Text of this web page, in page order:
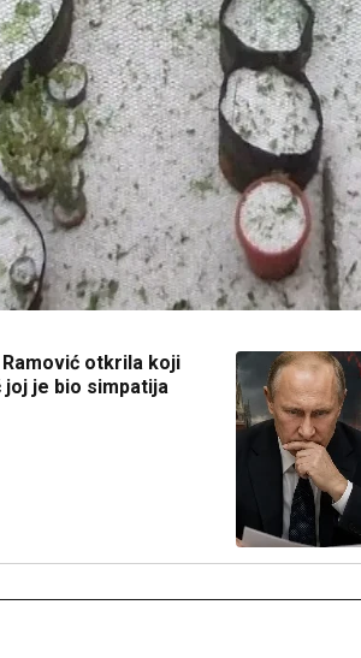
Ramović otkrila koji
joj je bio simpatija